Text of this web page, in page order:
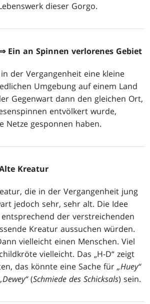
dieser Gorgo.
⇒ Ein an Spinnen verlorenes Gebiet
der Vergangenheit eine kleine
Umgebung auf einem Land
Gegenwart dann den gleichen Ort,
entvölkert wurde,
Netze gesponnen haben.
Kreatur
die in der Vergangenheit jung
jedoch sehr, sehr alt. Die Idee
der verstreichenden
Kreatur aussuchen würden.
vielleicht einen Menschen. Viel
vielleicht. Das „H-D“ zeigt
das könnte eine Sache für„Huey“
(Schmiede des Schicksals) sein.